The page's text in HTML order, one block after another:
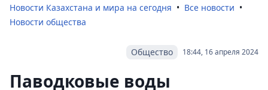
Новости Казахстана и мира на сегодня
Все новости
Новости общества
18:44, 16 апреля 2024
Общество
Паводковые воды